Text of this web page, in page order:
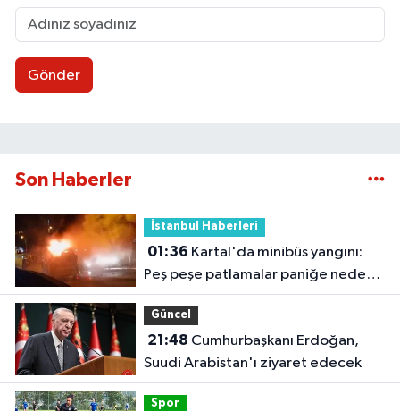
Gönder
Son Haberler
İstanbul Haberleri
01:36
Peş peşe patlamalar paniğe neden
oldu
Güncel
21:48
Suudi Arabistan'ı ziyaret edecek
Spor